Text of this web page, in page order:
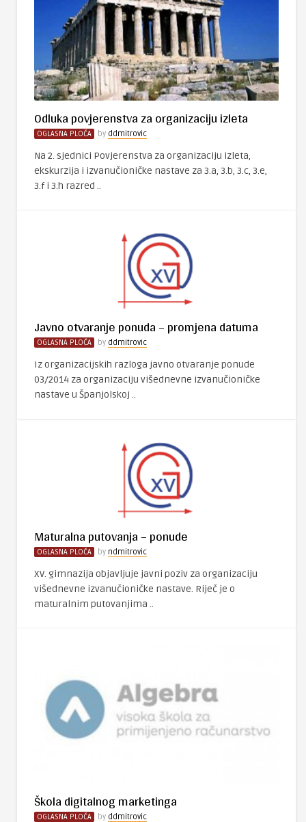
Odluka povjerenstva za organizaciju izleta
OGLASNA PLOČA by ddmitrovic
Na 2. sjednici Povjerenstva za organizaciju izleta,
ekskurzija i izvanučioničke nastave za 3.a, 3.b, 3.c, 3.e,
3.f i 3.h razred ..
Javno otvaranje ponuda – promjena datuma
OGLASNA PLOČA by ddmitrovic
Iz organizacijskih razloga javno otvaranje ponude
03/2014 za organizaciju višednevne izvanučioničke
nastave u Španjolskoj ..
Maturalna putovanja – ponude
OGLASNA PLOČA by ndmitrovic
XV. gimnazija objavljuje javni poziv za organizaciju
višednevne izvanučioničke nastave. Riječ je o
maturalnim putovanjima ..
Škola digitalnog marketinga
OGLASNA PLOČA by ddmitrovic